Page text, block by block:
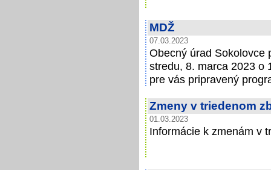
MDŽ
07.03.2023
Obecný úrad Sokolovce
stredu, 8. marca 2023 o
pre vás pripravený
Zmeny v triedenom
01.03.2023
Informácie k zmenám v